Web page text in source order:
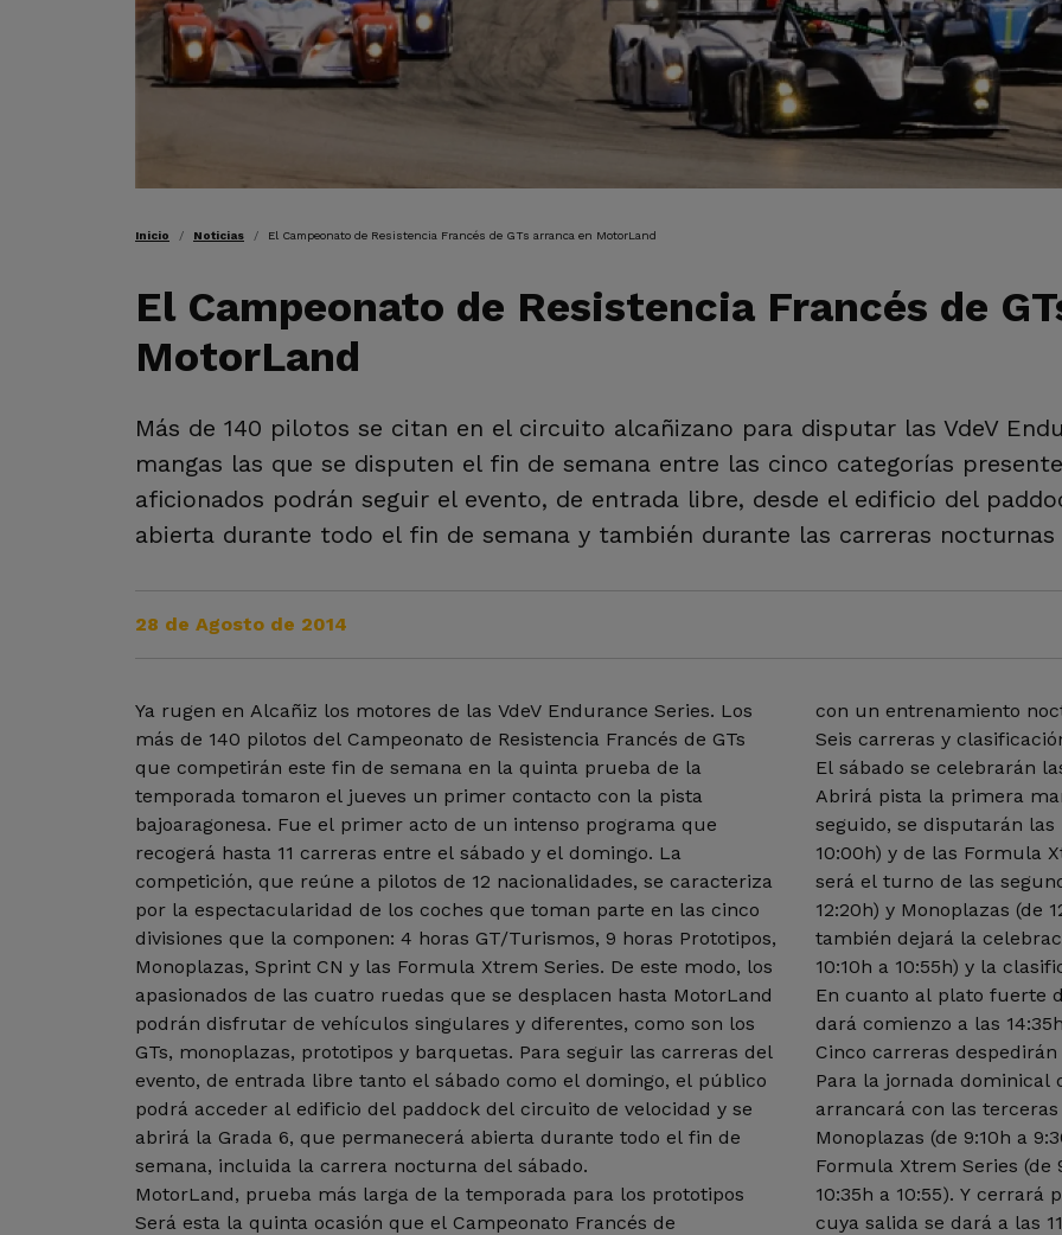
RUTA DE NAVEGACIÓN
Inicio Noticias El Campeonato de Resistencia Francés de GTs arranca en MotorLand
El Campeonato de Resistencia Francés de
MotorLand
Más de 140 pilotos se citan en el circuito alcañizano para disputar las VdeV
mangas las que se disputen el fin de semana entre las cinco categorías
aficionados podrán seguir el evento, de entrada libre, desde el edificio del
abierta durante todo el fin de semana y también durante las carreras nocturnas
28 de Agosto de 2014
Ya rugen en Alcañiz los motores de las VdeV Endurance Series. Los
más de 140 pilotos del Campeonato de Resistencia Francés de GTs
que competirán este fin de semana en la quinta prueba de la
temporada tomaron el jueves un primer contacto con la pista
bajoaragonesa. Fue el primer acto de un intenso programa que
recogerá hasta 11 carreras entre el sábado y el domingo. La
competición, que reúne a pilotos de 12 nacionalidades, se caracteriza
por la espectacularidad de los coches que toman parte en las cinco
divisiones que la componen: 4 horas GT/Turismos, 9 horas Prototipos,
Monoplazas, Sprint CN y las Formula Xtrem Series. De este modo, los
apasionados de las cuatro ruedas que se desplacen hasta MotorLand
podrán disfrutar de vehículos singulares y diferentes, como son los
GTs, monoplazas, prototipos y barquetas. Para seguir las carreras del
evento, de entrada libre tanto el sábado como el domingo, el público
podrá acceder al edificio del paddock del circuito de velocidad y se
abrirá la Grada 6, que permanecerá abierta durante todo el fin de
semana, incluida la carrera nocturna del sábado.
MotorLand, prueba más larga de la temporada para los prototipos
Será esta la quinta ocasión que el Campeonato Francés de
con un entrenamiento
Seis carreras y
El sábado se celebrarán
Abrirá pista la primera
seguido, se disputarán
10:00h) y de las Formula
será el turno de las
12:20h) y Monoplazas (de
también dejará la
10:10h a 10:55h) y la
En cuanto al plato fuerte
dará comienzo a las
Cinco carreras
Para la jornada dominical
arrancará con las
Monoplazas (de 9:10h a
Formula Xtrem Series (de
10:35h a 10:55). Y
cuya salida se dará a las